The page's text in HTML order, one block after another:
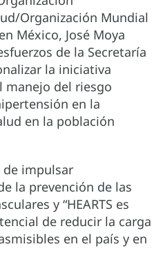
Organización Mundial
México, José Moya
de la Secretaría
la iniciativa
manejo del riesgo
en la
en la población
impulsar
la prevención de las
y “HEARTS es
de reducir la carga
en el país y en